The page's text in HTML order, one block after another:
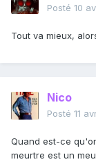
Posté 10
Tout va mieux,
Nico
Posté 11
Quand est-ce
meurtre est un